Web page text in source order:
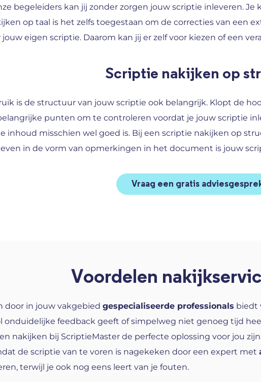
begeleiders kan jij zonder zorgen jouw scriptie inleveren.
op taal is het zelfs toegestaan om de correcties van een
eigen scriptie. Daarom kan jij er zelf voor kiezen of een
Scriptie nakijken op
is de structuur van jouw scriptie ook belangrijk. Klopt de
punten om te controleren voordat je jouw scriptie
inhoud misschien wel goed is. Bij een scriptie nakijken op
in de vorm van opmerkingen in het document is jouw
Vraag een gratis
Voordelen
door in jouw vakgebied gespecialiseerde professionals biedt
onduidelijke feedback geeft of simpelweg niet genoeg tijd
nakijken bij ScriptieMaster de perfecte oplossing voor jou
de scriptie van te voren is nagekeken door een expert met
terwijl je ook nog eens leert van je fouten.